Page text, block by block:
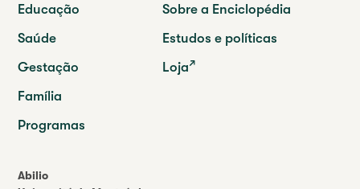
Abilio
Educação
Saúde
Gestação
Família
Programas
Sobre a Enciclopédia
Estudos e políticas
Loja